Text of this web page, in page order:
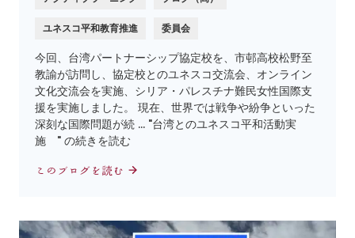
ユネスコ平和教育推進 委員会
今回、台湾パートナーシップ協定校を、市邨高校松野至
教諭が訪問し、協定校とのユネスコ交流会、オンライン
文化交流会を実施、シリア・パレスチナ難民女性国際支
援を実施しました。 現在、世界では戦争や紛争といった
深刻な国際問題が続 … "台湾とのユネスコ平和活動実
施 " の続きを読む
このブログを読む